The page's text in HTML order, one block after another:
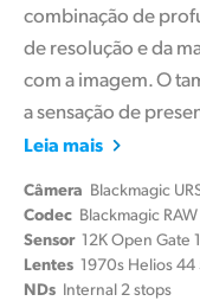
combinação de
de resolução e da
com a imagem. O
a sensação de
Leia mais
Câmera Blackmagic
Codec Blackmagic RAW
Sensor 12K Open Gate
Lentes 1970s Helios 44
NDs Internal 2 stops